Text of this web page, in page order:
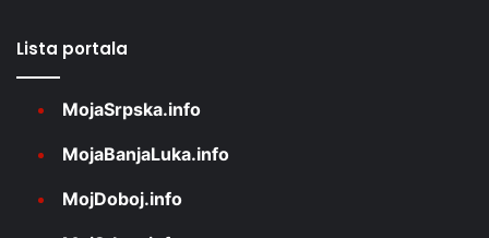
Lista portala
MojaSrpska.info
MojaBanjaLuka.info
MojDoboj.info